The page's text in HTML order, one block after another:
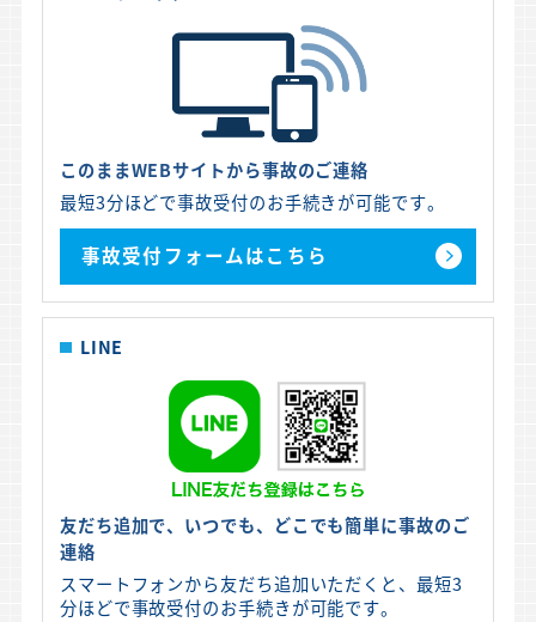
このままWEBサイトから事故のご連絡
最短3分ほどで事故受付のお手続きが可能です。
事故受付フォームはこちら
LINE
友だち追加で、いつでも、どこでも簡単に事故のご
連絡
スマートフォンから友だち追加いただくと、最短3
分ほどで事故受付のお手続きが可能です。